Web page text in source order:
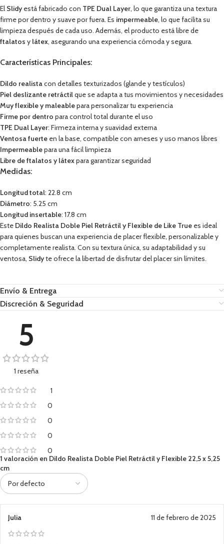
El Slidy está fabricado con TPE Dual Layer, lo que garantiza una textura
firme por dentro y suave por fuera. Es impermeable, lo que facilita su
limpieza después de cada uso. Además, el producto está libre de
ftalatos y látex, asegurando una experiencia cómoda y segura.
Características Principales:
Dildo realistacon detalles texturizados (glande y testículos)
Piel deslizante retráctilque se adapta a tus movimientos y necesidades
Muy flexible y maleablepara personalizar tu experiencia
Firme por dentro para control total durante el uso
TPE Dual Layer: Firmeza interna y suavidad externa
Ventosa fuerte en la base, compatible con arneses y uso manos libres
Impermeablepara una fácil limpieza
Libre de ftalatos y látexpara garantizar seguridad
Medidas:
Longitud total: 22.8 cm
Diámetro: 5.25 cm
Longitud insertable: 17.8 cm
Este Dildo Realista Doble Piel Retráctil y Flexible de Like True es ideal
para quienes buscan una experiencia de placer flexible, personalizable y
completamente realista. Con su textura única, su adaptabilidad y su
ventosa, Slidyte ofrece la libertad de disfrutar del placer sin límites.
Envío & Entrega
Discreción & Seguridad
5
1 reseña
1
0
0
0
0
1 valoración en Dildo Realista Doble Piel Retráctil y Flexible 22,5 x 5,25
cm
Julia 11 de febrero de 2025